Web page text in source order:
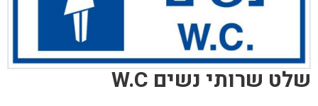
שלט שרותי נשים W.C